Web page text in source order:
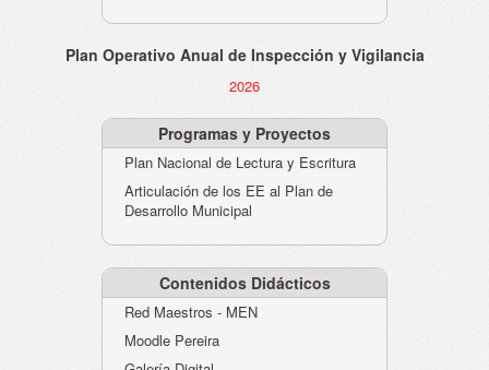
Plan Operativo Anual de Inspección y Vigilancia
2026
Programas y Proyectos
Plan Nacional de Lectura y Escritura
Articulación de los EE al Plan de
Desarrollo Municipal
Contenidos Didácticos
Red Maestros - MEN
Moodle Pereira